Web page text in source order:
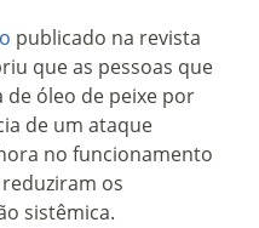
publicado na revista
que as pessoas que
de óleo de peixe por
de um ataque
no funcionamento
os
sistêmica.